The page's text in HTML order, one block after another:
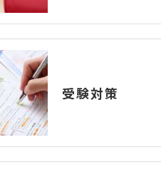
受験対策